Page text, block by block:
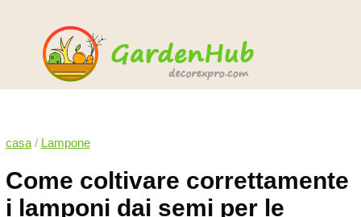
casa/ Lampone
Come coltivare correttamente
i lamponi dai semi per le